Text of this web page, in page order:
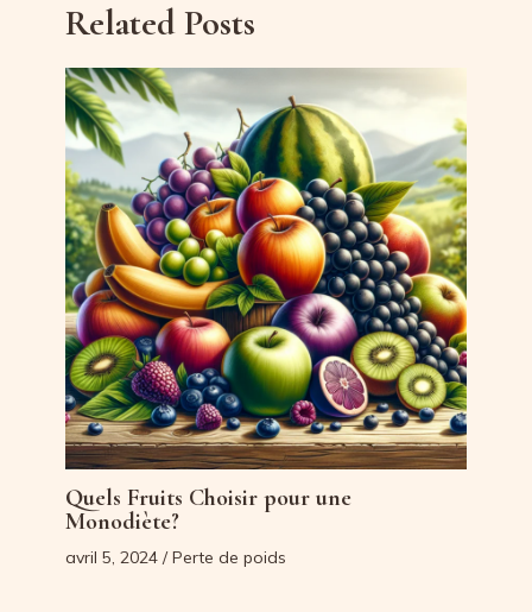
Related Posts
Quels Fruits Choisir pour une
Monodiète?
avril 5, 2024 /Perte de poids